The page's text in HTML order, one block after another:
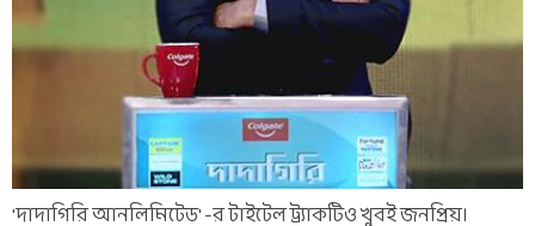
'দাদাগিরি আনলিমিটেড' -র টাইটেল ট্র্যাকটিও খুবই জনপ্রিয়।